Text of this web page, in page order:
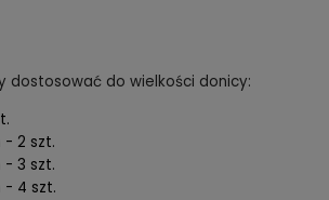
dostosować do wielkości donicy:
- 2 szt.
- 3 szt.
- 4 szt.